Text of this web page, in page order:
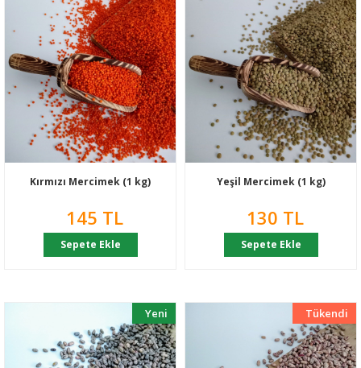
Kırmızı Mercimek (1 kg)
145 TL
Sepete Ekle
Yeşil Mercimek (1 kg)
130 TL
Sepete Ekle
Yeni Yeni
Tükendi